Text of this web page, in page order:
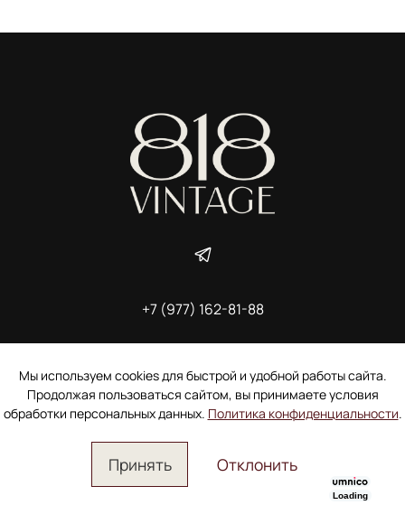
+7 (977) 162-81-88
Пользовательское соглашение
Электронное согласие покупателя на рассылку
Согласие на обработку персональных данных
Мы используем cookies для быстрой и удобной работы сайта.
Продолжая пользоваться сайтом, вы принимаете условия
обработки персональных данных. Политика конфиденциальности.
Принять Отклонить
Профиль
Loading